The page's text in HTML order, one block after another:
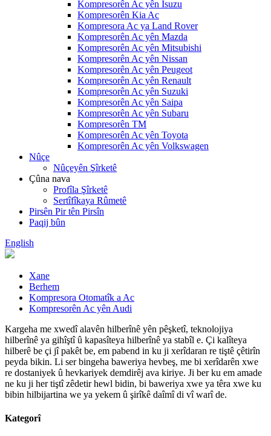
Kompresorên Ac yên Isuzu
Kompresorên Kia Ac
Kompresora Ac ya Land Rover
Kompresorên Ac yên Mazda
Kompresorên Ac yên Mitsubishi
Kompresorên Ac yên Nissan
Kompresorên Ac yên Peugeot
Kompresorên Ac yên Renault
Kompresorên Ac yên Suzuki
Kompresorên Ac yên Saipa
Kompresorên Ac yên Subaru
Kompresorên TM
Kompresorên Ac yên Toyota
Kompresorên Ac yên Volkswagen
Nûçe
Nûçeyên Şîrketê
Çûna nava
Profîla Şîrketê
Sertîfîkaya Rûmetê
Pirsên Pir tên Pirsîn
Paqij bûn
English
Xane
Berhem
Kompresora Otomatîk a Ac
Kompresorên Ac yên Audi
Kargeha me xwedî alavên hilberînê yên pêşketî, teknolojiya
hilberînê ya gihîştî û kapasîteya hilberînê ya stabîl e. Çi kalîteya
hilberê be çi jî pakêt be, em pabend in ku ji xerîdaran re tiştê çêtirîn
peyda bikin. Li ser bingeha baweriya hevbeş, me bi xerîdarên xwe
re dostaniyek û hevkariyek demdirêj ava kiriye. Ji ber ku em amade
ne ku ji her tiştî zêdetir hewl bidin, bi baweriya xwe ya têra xwe ku
bibin hilbijartina we ya yekem û şirîkê daîmî di vî warî de.
Kategorî